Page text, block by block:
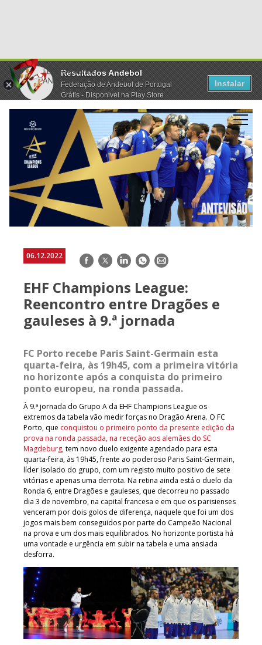
Resultados Andebol
Federação de Andebol de Portugal
Grátis - Disponivel na Play Store
Instalar
06.12.2022 Facebook
TwitterLinkedInWhatsApp
E-
EHF Champions League:
Reencontro entre Dragões e
gauleses à 9.ª jornada
FC Porto recebe Paris Saint-Germain esta
quarta-feira, às 19h45, com a primeira vitória
no horizonte após a conquista do primeiro
ponto europeu, na ronda passada.
À 9.ª jornada do Grupo A da EHF Champions League os
extremos da tabela vão medir forças no Dragão Arena. O FC
Porto, que conquistou o primeiro ponto da presente edição da
prova na ronda passada, na receção aos alemães do SC
Magdeburg, tem novo duelo exigente agendado para esta
quarta-feira, às 19h45, frente ao poderoso Paris Saint-Germain,
líder isolado do grupo, com um registo muito positivo de sete
vitórias e apenas uma derrota. Na retina ainda está o duelo da
Ronda 6, entre Dragões e gauleses, que decorreu no passado
dia 3 de novembro, na capital francesa e em que os parisienses
venceram por dois golos de diferença, naquele que foi um dos
jogos mais bem conseguidos por parte do Campeão Nacional
na prova e um dos mais equilibrados. No horizonte portista há
uma vontade e urgência em subir na tabela e uma ansiada
desforra.